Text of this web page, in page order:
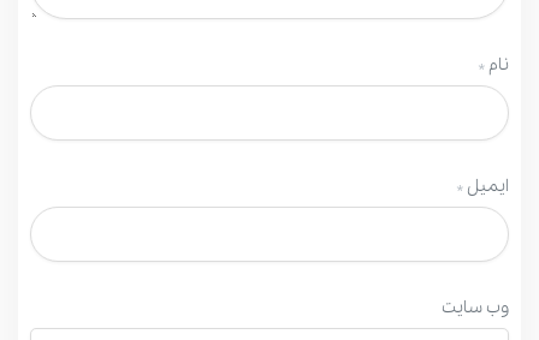
نام *
ایمیل *
وب‌ سایت